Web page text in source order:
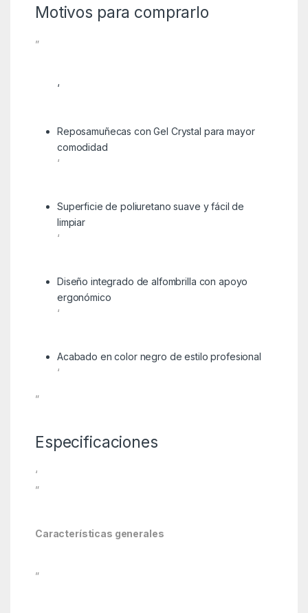
Motivos para comprarlo
”
‘
Reposamuñecas con Gel Crystal para mayor
comodidad
‘
Superficie de poliuretano suave y fácil de
limpiar
‘
Diseño integrado de alfombrilla con apoyo
ergonómico
‘
Acabado en color negro de estilo profesional
‘
”
Especificaciones
‘
”
Características generales
”